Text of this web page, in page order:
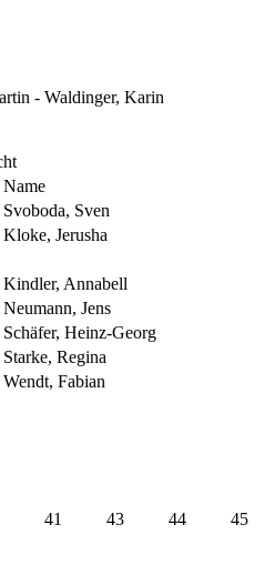
- Waldinger, Karin
Name
Svoboda, Sven
Kloke, Jerusha
Kindler, Annabell
Neumann, Jens
Schäfer, Heinz-Georg
Starke, Regina
Wendt, Fabian
41 43 44
45